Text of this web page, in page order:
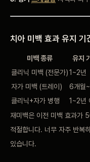
치아 미백 효과 유지 기
미백 종류 유지
클리닉 미백 (전문가)1~2년
자가 미백 (트레이)
6개월
클리닉+자가 병행
1~2년
재미백은 이전 미백 효과가
적절합니다. 너무 자주 반복
있습니다.